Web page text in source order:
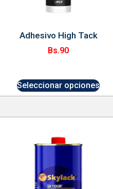
Adhesivo High Tack
Bs.90
Seleccionar opciones